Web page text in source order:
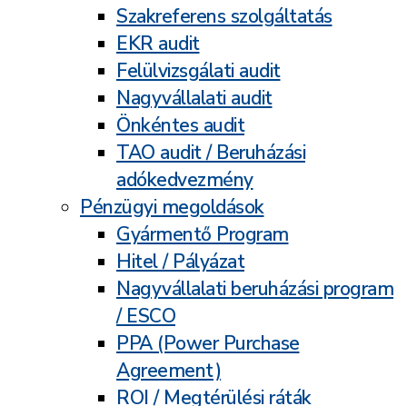
Szakreferens szolgáltatás
EKR audit
Felülvizsgálati audit
Nagyvállalati audit
Önkéntes audit
TAO audit / Beruházási
adókedvezmény
Pénzügyi megoldások
Gyármentő Program
Hitel / Pályázat
Nagyvállalati beruházási program
/ ESCO
PPA (Power Purchase
Agreement)
ROI / Megtérülési ráták